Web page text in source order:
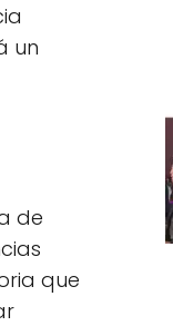
un
de
que